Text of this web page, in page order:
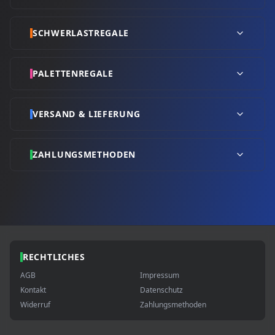
SCHWERLASTREGALE
PALETTENREGALE
VERSAND & LIEFERUNG
ZAHLUNGSMETHODEN
RECHTLICHES
AGB
Impressum
Kontakt
Datenschutz
Widerruf
Zahlungsmethoden